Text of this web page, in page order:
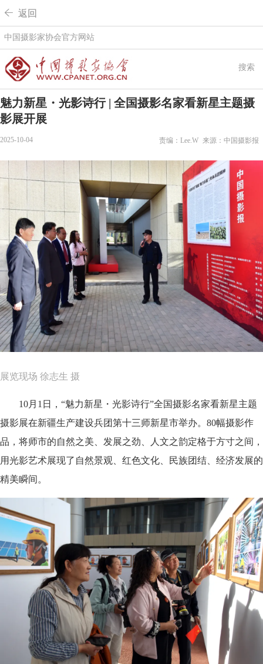
 返回
中国摄影家协会官方网站
搜索
魅力新星・光影诗行 | 全国摄影名家看新星主题摄
影展开展
2025-10-04 来源：中国摄影报
责编：Lee.W
展览现场 徐志生 摄
10月1日，“魅力新星・光影诗行”全国摄影名家看新星主题
摄影展在新疆生产建设兵团第十三师新星市举办。80幅摄影作
品，将师市的自然之美、发展之劲、人文之韵定格于方寸之间，
用光影艺术展现了自然景观、红色文化、民族团结、经济发展的
精美瞬间。